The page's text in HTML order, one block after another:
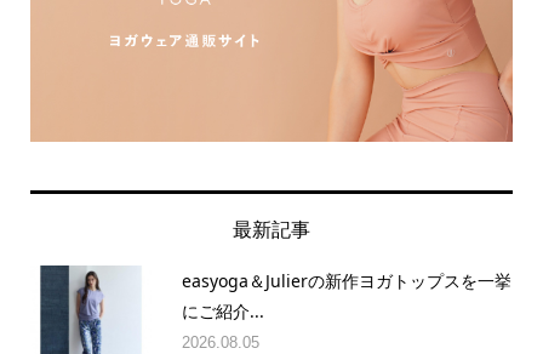
最新記事
easyoga＆Julierの新作ヨガトップスを一挙
にご紹介...
2026.08.05